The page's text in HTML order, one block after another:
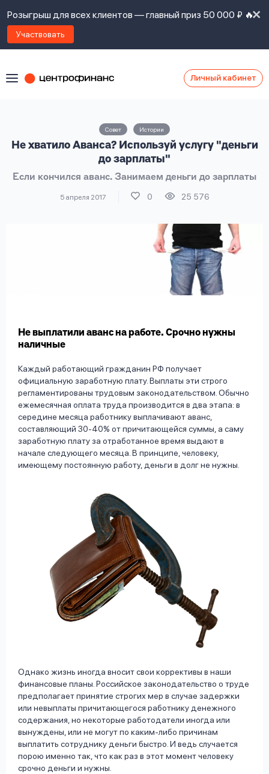
Розыгрыш для всех клиентов — главный приз 50 000 ₽ 🔥
Участвовать
Личный кабинет
Совет Истории
Не хватило Аванса? Используй услугу "деньги
до зарплаты"
Если кончился аванс. Занимаем деньги до зарплаты
5 апреля 2017 0 25 576
Не выплатили аванс на работе. Срочно нужны
наличные
Каждый работающий гражданин РФ получает
официальную заработную плату. Выплаты эти строго
регламентированы трудовым законодательством. Обычно
ежемесячная оплата труда производится в два этапа: в
середине месяца работнику выплачивают аванс,
составляющий 30-40% от причитающейся суммы, а саму
заработную плату за отработанное время выдают в
начале следующего месяца. В принципе, человеку,
имеющему постоянную работу, деньги в долг не нужны.
Однако жизнь иногда вносит свои коррективы в наши
финансовые планы. Российское законодательство о труде
предполагает принятие строгих мер в случае задержки
или невыплаты причитающегося работнику денежного
содержания, но некоторые работодатели иногда или
вынуждены, или не могут по каким-либо причинам
выплатить сотруднику деньги быстро. И ведь случается
порою именно так, что как раз в этот момент человеку
срочно деньги и нужны.
Оформить заявку
Войти под другим номером
Наши
Ответы
на
вопросы
с
займов,
политикой